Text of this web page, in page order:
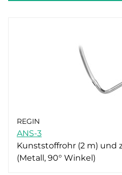
REGIN
ANS-3
Kunststoffrohr (2 m) und
(Metall, 90° Winkel)